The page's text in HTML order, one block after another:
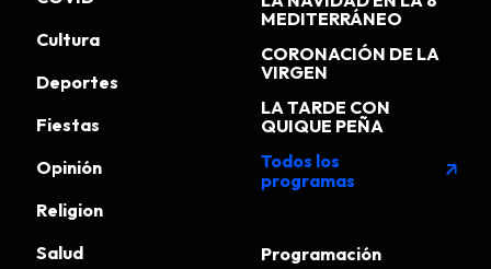
Cultura
Deportes
Fiestas
Opinión
Religion
Salud
MEDITERRÁNEO
CORONACIÓN DE LA
VIRGEN
LA TARDE CON
QUIQUE PEÑA
Todos los
programas
arrow_outward
Programación